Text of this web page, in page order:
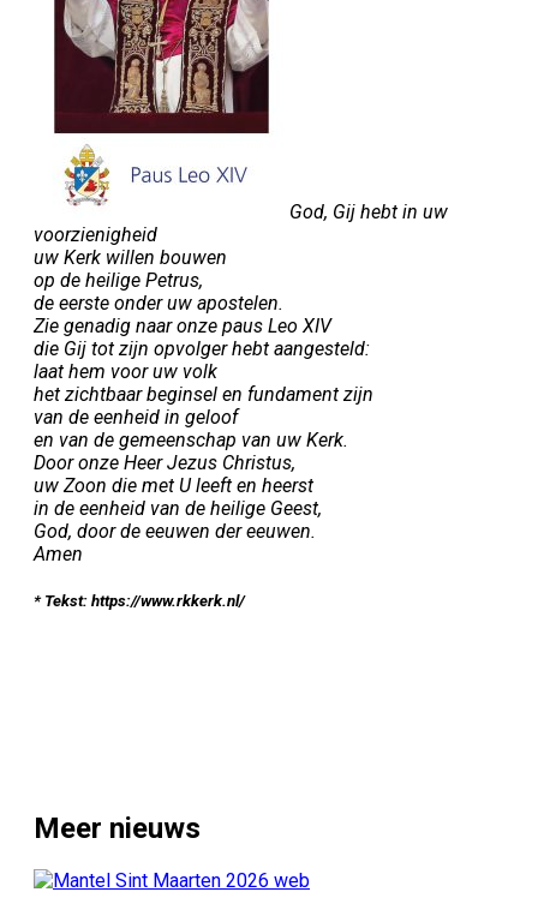
God, Gij hebt in uw
voorzienigheid
uw Kerk willen bouwen
op de heilige Petrus,
de eerste onder uw apostelen.
Zie genadig naar onze paus Leo XIV
die Gij tot zijn opvolger hebt aangesteld:
laat hem voor uw volk
het zichtbaar beginsel en fundament zijn
van de eenheid in geloof
en van de gemeenschap van uw Kerk.
Door onze Heer Jezus Christus,
uw Zoon die met U leeft en heerst
in de eenheid van de heilige Geest,
God, door de eeuwen der eeuwen.
Amen
* Tekst: https://www.rkkerk.nl/
Meer nieuws